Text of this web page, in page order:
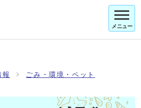
メニュー
報 ごみ・環境・ペット